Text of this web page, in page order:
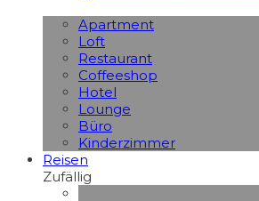
Apart­ment
Loft
Restaurant
Coffeeshop
Hotel
Lounge
Büro
Kinderzimmer
Reisen
Zufällig